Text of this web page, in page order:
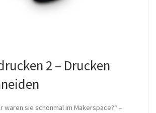
2 – Drucken
waren sie schonmal im Makerspace?“ –